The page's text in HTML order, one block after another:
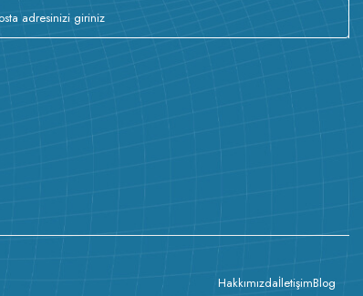
HakkımızdaİletişimBlog